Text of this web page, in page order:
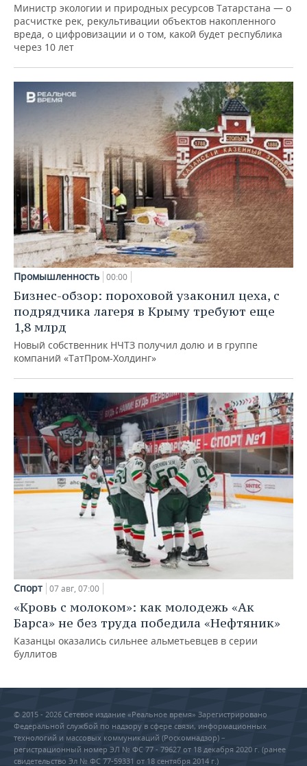
Министр экологии и природных ресурсов Татарстана — о
расчистке рек, рекультивации объектов накопленного
вреда, о цифровизации и о том, какой будет республика
через 10 лет
Промышленность 00:00
Бизнес-обзор: пороховой узаконил цеха, с
подрядчика лагеря в Крыму требуют еще
1,8 млрд
Новый собственник НЧТЗ получил долю и в группе
компаний «ТатПром-Холдинг»
Спорт 07 авг, 07:00
«Кровь с молоком»: как молодежь «Ак
Барса» не без труда победила «Нефтяник»
Казанцы оказались сильнее альметьевцев в серии
буллитов
© 2015 - 2026 Сетевое издание «Реальное время» Зарегистрировано
Федеральной службой по надзору в сфере связи, информационных
технологий и массовых коммуникаций (Роскомнадзор) –
регистрационный номер ЭЛ № ФС 77 - 79627 от 18 декабря 2020 г. (ранее
свидетельство Эл № ФС 77-59331 от 18 сентября 2014 г.)